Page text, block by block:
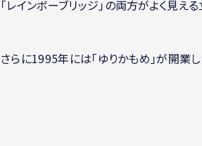
「レインボーブリッジ」の両方がよく見える
さらに1995年には「ゆりかもめ」が開業